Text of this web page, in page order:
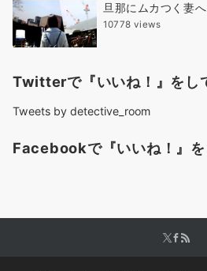
旦那にムカつく妻
10778 views
Twitterで『いいね！』をし
Tweets by detective_room
Facebookで『いいね！』を